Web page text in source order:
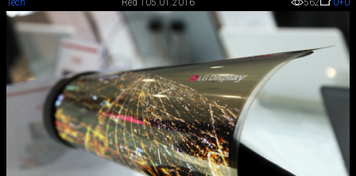
Tech Red 1 05.01.2016 562 0+0